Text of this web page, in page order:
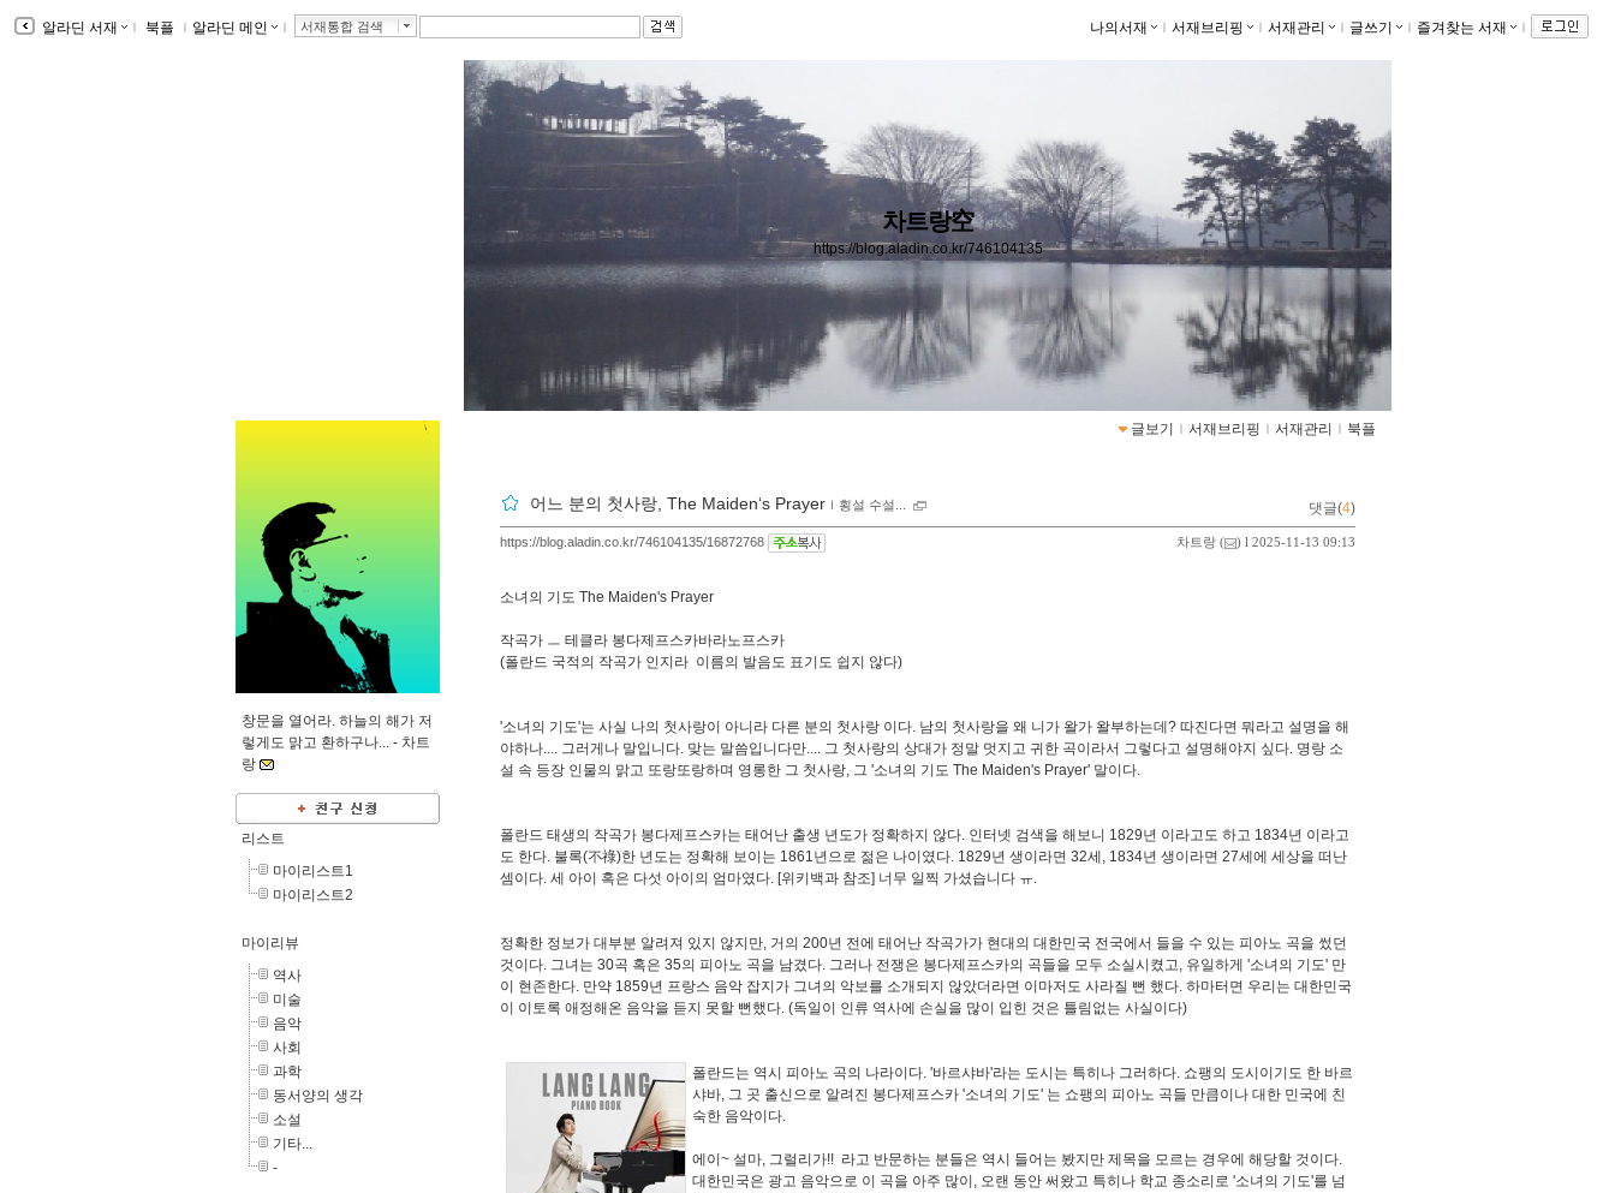
알라딘 서재 ｌ 북플 ｌ 알라딘 메인 ｌ 서재통합 검색 나의서재 ｌ 서재브리핑 ｌ 서재관리 ｌ 글쓰기 ｌ 즐겨찾는 서재 ｌ
차트랑空
https://blog.aladin.co.kr/746104135
글보기 ｌ 서재브리핑 ｌ 서재관리 ｌ 북플
어느 분의 첫사랑, The Maiden‘s Prayer ｌ 횡설 수설... 댓글(4)
차트랑 ( ) l 2025-11-13 09:13
https://blog.aladin.co.kr/746104135/16872768
소녀의 기도 The Maiden's Prayer
작곡가 ㅡ 테클라 봉다제프스카바라노프스카
(폴란드 국적의 작곡가 인지라 이름의 발음도 표기도 쉽지 않다)
'소녀의 기도'는 사실 나의 첫사랑이 아니라 다른 분의 첫사랑 이다. 남의 첫사랑을 왜 니가 왈가 왈부하는데? 따진다면 뭐라고 설명을 해
야하나.... 그러게나 말입니다. 맞는 말씀입니다만.... 그 첫사랑의 상대가 정말 멋지고 귀한 곡이라서 그렇다고 설명해야지 싶다. 명랑 소
설 속 등장 인물의 맑고 또랑또랑하며 영롱한 그 첫사랑, 그 '소녀의 기도 The Maiden's Prayer' 말이다.
폴란드 태생의 작곡가 봉다제프스카는 태어난 출생 년도가 정확하지 않다. 인터넷 검색을 해보니 1829년 이라고도 하고 1834년 이라고
도 한다. 불록(不祿)한 년도는 정확해 보이는 1861년으로 젊은 나이였다. 1829년 생이라면 32세, 1834년 생이라면 27세에 세상을 떠난
셈이다. 세 아이 혹은 다섯 아이의 엄마였다. [위키백과 참조] 너무 일찍 가셨습니다 ㅠ.
정확한 정보가 대부분 알려져 있지 않지만, 거의 200년 전에 태어난 작곡가가 현대의 대한민국 전국에서 들을 수 있는 피아노 곡을 썼던
것이다. 그녀는 30곡 혹은 35의 피아노 곡을 남겼다. 그러나 전쟁은 봉다제프스카의 곡들을 모두 소실시켰고, 유일하게 '소녀의 기도' 만
이 현존한다. 만약 1859년 프랑스 음악 잡지가 그녀의 악보를 소개되지 않았더라면 이마저도 사라질 뻔 했다. 하마터면 우리는 대한민국
이 이토록 애정해온 음악을 듣지 못할 뻔했다. (독일이 인류 역사에 손실을 많이 입힌 것은 틀림없는 사실이다)
폴란드는 역시 피아노 곡의 나라이다. '바르샤바'라는 도시는 특히나 그러하다. 쇼팽의 도시이기도 한 바르
샤바, 그 곳 출신으로 알려진 봉다제프스카 '소녀의 기도' 는 쇼팽의 피아노 곡들 만큼이나 대한 민국에 친
숙한 음악이다.
에이~ 설마, 그럴리가!! 라고 반문하는 분들은 역시 들어는 봤지만 제목을 모르는 경우에 해당할 것이다.
대한민국은 광고 음악으로 이 곡을 아주 많이, 오랜 동안 써왔고 특히나 학교 종소리로 '소녀의 기도'를 넘
창문을 열어라. 하늘의 해가 저
렇게도 맑고 환하구나... - 차트
랑
리스트
마이리스트1
마이리스트2
마이리뷰
역사
미술
음악
사회
과학
동서양의 생각
소설
기타...
-